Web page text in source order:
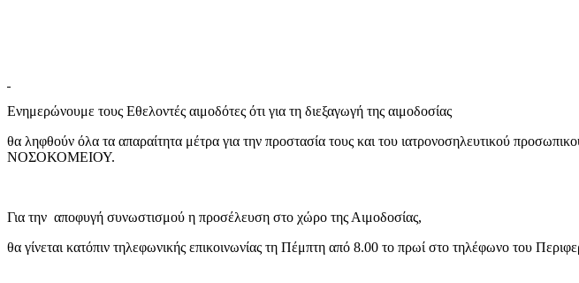
Ενημερώνουμε τους Εθελοντές αιμοδότες ότι για τη διεξαγωγή της αιμοδοσίας
θα ληφθούν όλα τα απαραίτητα μέτρα για την προστασία τους και του ιατρονοσηλευτικού
ΝΟΣΟΚΟΜΕΙΟΥ.
Για την αποφυγή συνωστισμού η προσέλευση στο χώρο της Αιμοδοσίας,
θα γίνεται κατόπιν τηλεφωνικής επικοινωνίας τη Πέμπτη από 8.00 το πρωί στο τηλέφωνο του